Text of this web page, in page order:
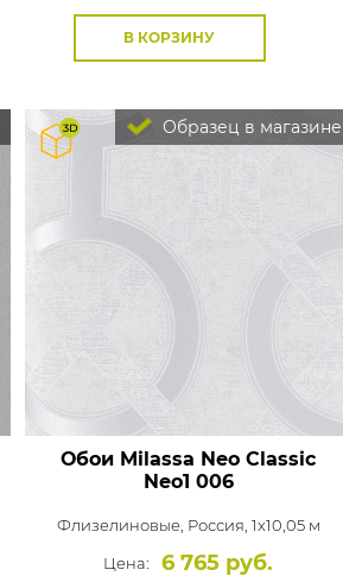
В КОРЗИНУ
Образец в магазине
Обои Milassa Neo Classic
Neo1 006
Флизелиновые, Россия, 1x10,05 м
Цена:
6 765 руб.